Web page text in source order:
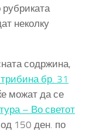
неколку
содржина,
бр. 31
можат да се
– Во светот
150 ден. по